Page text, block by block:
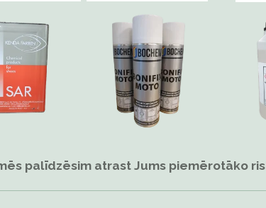
palīdzēsim atrast Jums piemērotāko